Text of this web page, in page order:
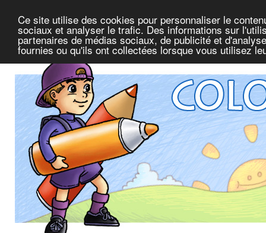
Ce site utilise des cookies pour personnaliser le
sociaux et analyser le trafic. Des informations sur
partenaires de médias sociaux, de publicité et
fournies ou qu'ils ont collectées lorsque vous utilisez